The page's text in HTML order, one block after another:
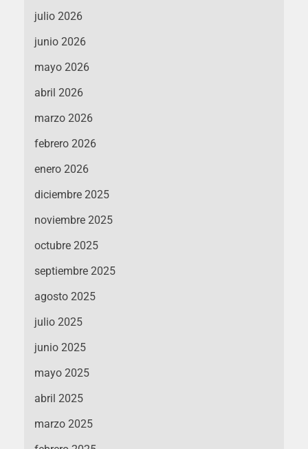
julio 2026
junio 2026
mayo 2026
abril 2026
marzo 2026
febrero 2026
enero 2026
diciembre 2025
noviembre 2025
octubre 2025
septiembre 2025
agosto 2025
julio 2025
junio 2025
mayo 2025
abril 2025
marzo 2025